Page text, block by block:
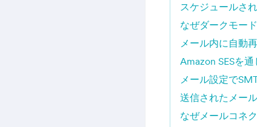
スケジュールさ
なぜダークモー
メール内に自動
Amazon SESを
メール設定で
送信されたメー
なぜメールコネ